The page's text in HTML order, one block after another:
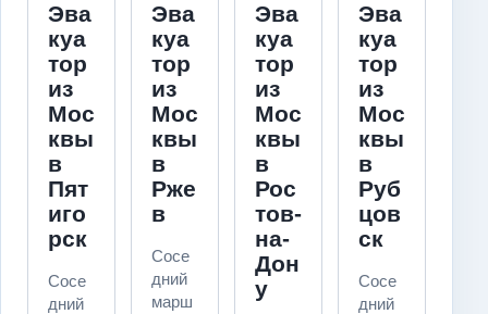
Эва
куа
тор
из
Мос
квы
в
Пят
иго
рск
Сосе
дний
Эва
куа
тор
из
Мос
квы
в
Рже
в
Сосе
дний
марш
Эва
куа
тор
из
Мос
квы
в
Рос
тов-
на-
Дон
у
Эва
куа
тор
из
Мос
квы
в
Руб
цов
ск
Сосе
дний